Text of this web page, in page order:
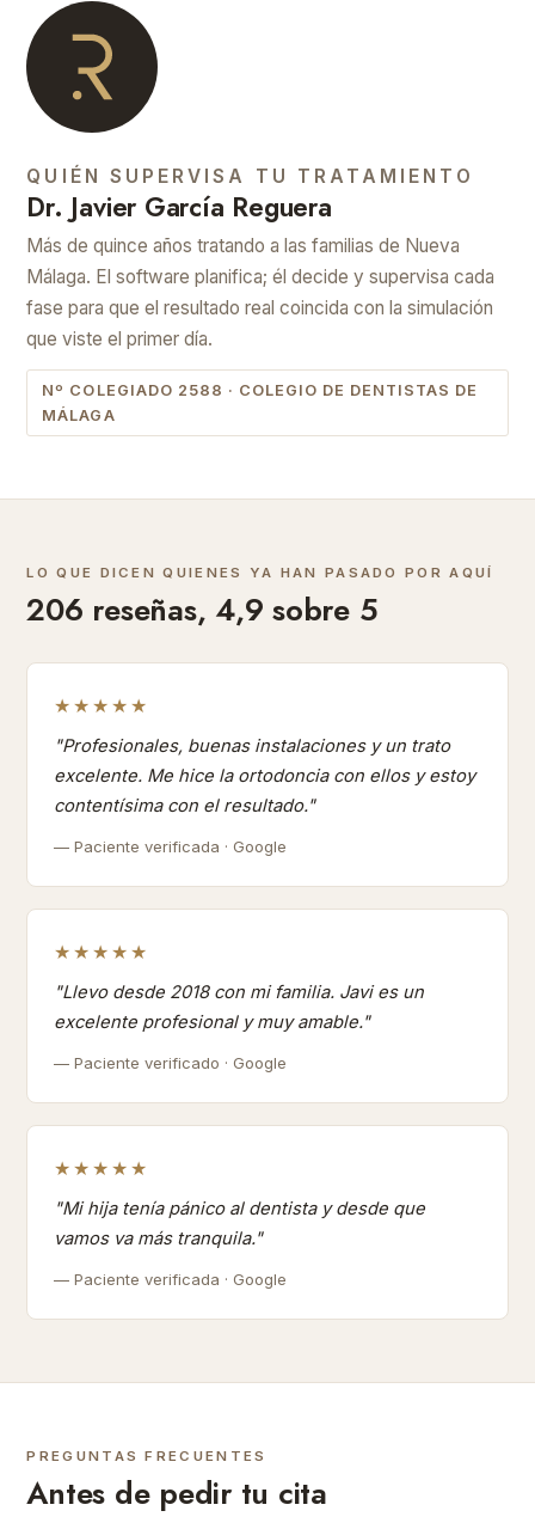
QUIÉN SUPERVISA TU TRATAMIENTO
Dr. Javier García Reguera
Más de quince años tratando a las familias de Nueva
Málaga. El software planifica; él decide y supervisa cada
fase para que el resultado real coincida con la simulación
que viste el primer día.
Nº COLEGIADO 2588 · COLEGIO DE DENTISTAS DE
MÁLAGA
LO QUE DICEN QUIENES YA HAN PASADO POR AQUÍ
206 reseñas, 4,9 sobre 5
★★★★★
"Profesionales, buenas instalaciones y un trato
excelente. Me hice la ortodoncia con ellos y estoy
contentísima con el resultado."
— Paciente verificada · Google
★★★★★
"Llevo desde 2018 con mi familia. Javi es un
excelente profesional y muy amable."
— Paciente verificado · Google
★★★★★
"Mi hija tenía pánico al dentista y desde que
vamos va más tranquila."
— Paciente verificada · Google
PREGUNTAS FRECUENTES
Antes de pedir tu cita